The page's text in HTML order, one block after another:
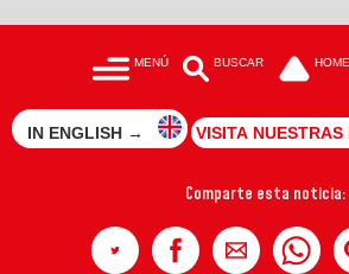
MENÚ BUSCAR HOME
IN ENGLISH → VISITA
Comparte esta noticia: